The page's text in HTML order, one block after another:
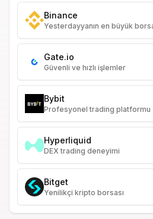
Binance
Yesterdayyanın en büyük
Gate.io
Güvenli ve hızlı işlemler
Bybit
Profesyonel trading platformu
Hyperliquid
DEX trading deneyimi
Bitget
Yenilikçi kripto borsası